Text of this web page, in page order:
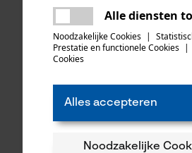
Helly Hansen regenjas Voss
Helly
Alle diensten
Noodzakelijke Cookies |
Prestatie en functionele Cookies |
Cookies
Alles accepteren
Noodzakelijke
Er is een fout
het opnieuw te
delen
mail